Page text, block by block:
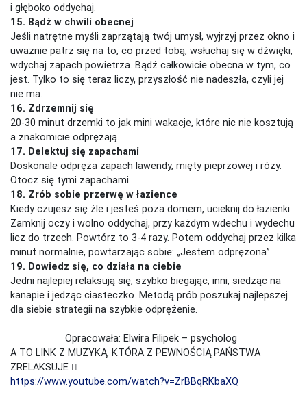
i głęboko oddychaj.
15. Bądź w chwili obecnej
Jeśli natrętne myśli zaprzątają twój umysł, wyjrzyj przez okno i
uważnie patrz się na to, co przed tobą, wsłuchaj się w dźwięki,
wdychaj zapach powietrza. Bądź całkowicie obecna w tym, co
jest. Tylko to się teraz liczy, przyszłość nie nadeszła, czyli jej
nie ma.
16. Zdrzemnij się
20-30 minut drzemki to jak mini wakacje, które nic nie kosztują
a znakomicie odprężają.
17. Delektuj się zapachami
Doskonale odpręża zapach lawendy, mięty pieprzowej i róży.
Otocz się tymi zapachami.
18. Zrób sobie przerwę w łazience
Kiedy czujesz się źle i jesteś poza domem, ucieknij do łazienki.
Zamknij oczy i wolno oddychaj, przy każdym wdechu i wydechu
licz do trzech. Powtórz to 3-4 razy. Potem oddychaj przez kilka
minut normalnie, powtarzając sobie: „Jestem odprężona”.
19. Dowiedz się, co działa na ciebie
Jedni najlepiej relaksują się, szybko biegając, inni, siedząc na
kanapie i jedząc ciasteczko. Metodą prób poszukaj najlepszej
dla siebie strategii na szybkie odprężenie.
Opracowała: Elwira Filipek – psycholog
A TO LINK Z MUZYKĄ, KTÓRA Z PEWNOŚCIĄ PAŃSTWA
ZRELAKSUJE 
https://www.youtube.com/watch?v=ZrBBqRKbaXQ